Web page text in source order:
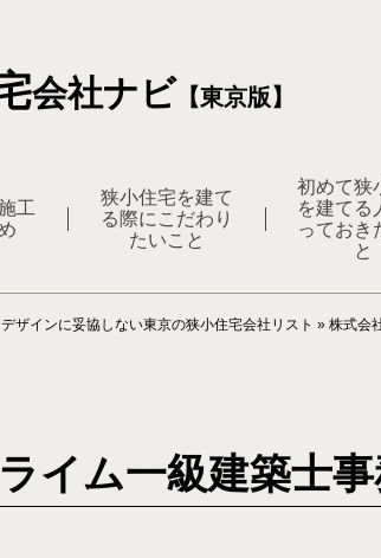
会社ナビ 【東京版】
工
狭小住宅を建て
る際にこだわり
たいこと
初めて狭
を建てる
っておき
と
デザインに妥協しない東京の狭小住宅会社リスト » 株式会
イム一級建築士